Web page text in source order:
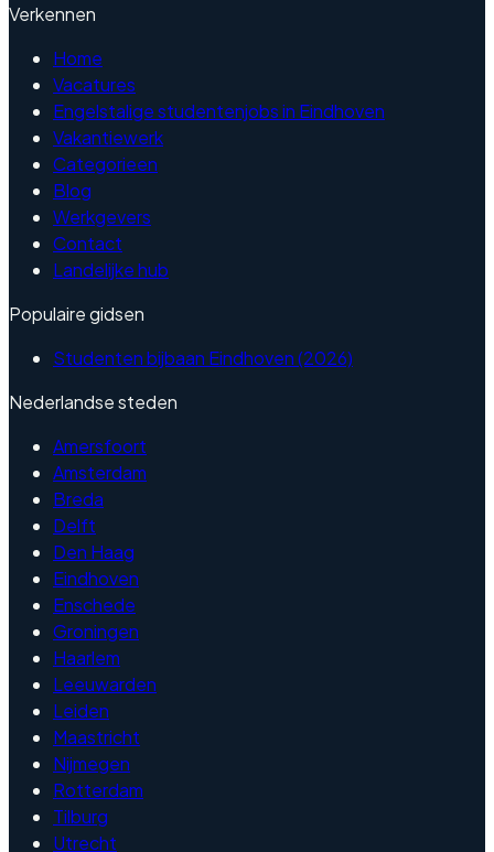
Verkennen
Home
Vacatures
Engelstalige studentenjobs in Eindhoven
Vakantiewerk
Categorieen
Blog
Werkgevers
Contact
Landelijke hub
Populaire gidsen
Studenten bijbaan Eindhoven (2026)
Nederlandse steden
Amersfoort
Amsterdam
Breda
Delft
Den Haag
Eindhoven
Enschede
Groningen
Haarlem
Leeuwarden
Leiden
Maastricht
Nijmegen
Rotterdam
Tilburg
Utrecht